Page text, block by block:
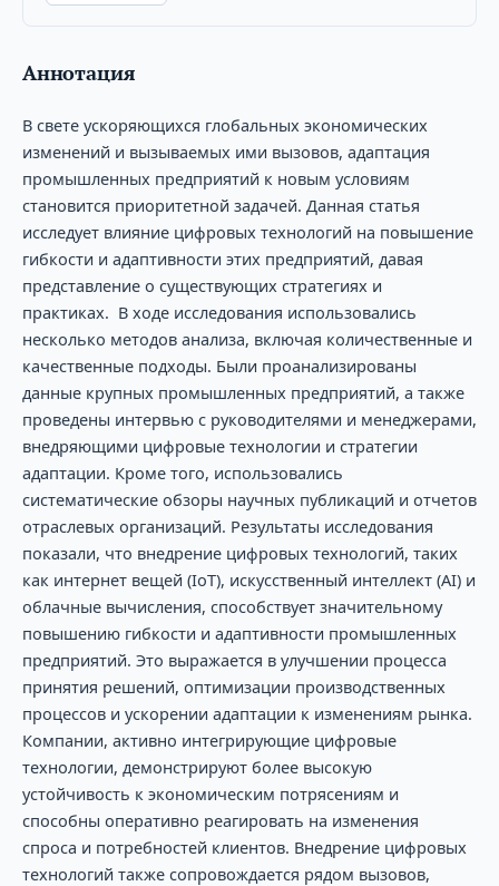
Аннотация
В свете ускоряющихся глобальных экономических
изменений и вызываемых ими вызовов, адаптация
промышленных предприятий к новым условиям
становится приоритетной задачей. Данная статья
исследует влияние цифровых технологий на повышение
гибкости и адаптивности этих предприятий, давая
представление о существующих стратегиях и
практиках. В ходе исследования использовались
несколько методов анализа, включая количественные и
качественные подходы. Были проанализированы
данные крупных промышленных предприятий, а также
проведены интервью с руководителями и менеджерами,
внедряющими цифровые технологии и стратегии
адаптации. Кроме того, использовались
систематические обзоры научных публикаций и отчетов
отраслевых организаций. Результаты исследования
показали, что внедрение цифровых технологий, таких
как интернет вещей (IoT), искусственный интеллект (AI) и
облачные вычисления, способствует значительному
повышению гибкости и адаптивности промышленных
предприятий. Это выражается в улучшении процесса
принятия решений, оптимизации производственных
процессов и ускорении адаптации к изменениям рынка.
Компании, активно интегрирующие цифровые
технологии, демонстрируют более высокую
устойчивость к экономическим потрясениям и
способны оперативно реагировать на изменения
спроса и потребностей клиентов. Внедрение цифровых
технологий также сопровождается рядом вызовов,